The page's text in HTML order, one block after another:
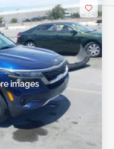
images